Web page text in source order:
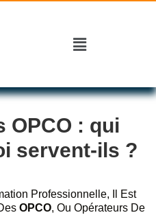
OPCO : qui
servent-ils ?
Professionnelle, Il Est
OPCO, Ou Opérateurs De